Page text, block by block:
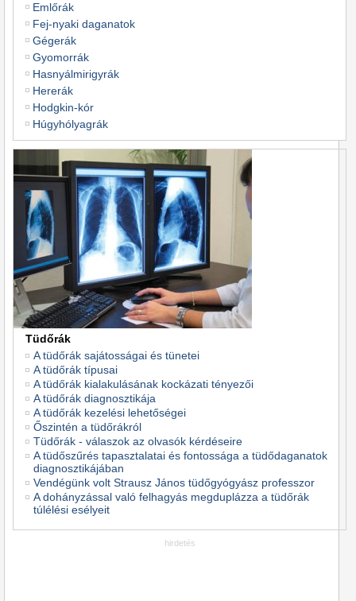
Emlőrák
Fej-nyaki daganatok
Gégerák
Gyomorrák
Hasnyálmirigyrák
Hererák
Hodgkin-kór
Húgyhólyagrák
Tüdőrák
A tüdőrák sajátosságai és tünetei
A tüdőrák típusai
A tüdőrák kialakulásának kockázati tényezői
A tüdőrák diagnosztikája
A tüdőrák kezelési lehetőségei
Őszintén a tüdőrákról
Tüdőrák - válaszok az olvasók kérdéseire
A tüdőszűrés tapasztalatai és fontossága a tüdődaganatok
diagnosztikájában
Vendégünk volt Strausz János tüdőgyógyász professzor
A dohányzással való felhagyás megduplázza a tüdőrák
túlélési esélyeit
hirdetés